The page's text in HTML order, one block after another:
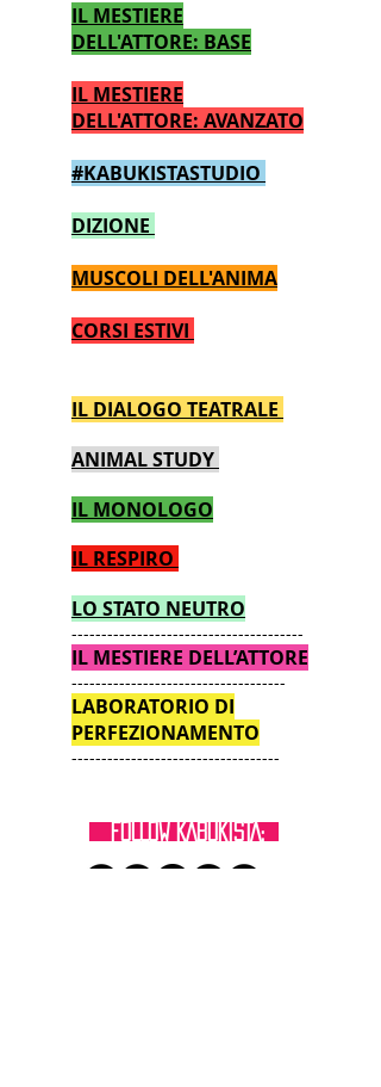
IL MESTIERE
DELL'ATTORE: BASE
IL MESTIERE
DELL'ATTORE: AVANZATO
#KABUKISTASTUDIO
DIZIONE
MUSCOLI DELL'ANIMA
CORSI ESTIVI
IL DIALOGO TEATRALE
ANIMAL STUDY
IL MONOLOGO
IL RESPIRO
LO STATO NEUTRO
---------------------------------------
IL MESTIERE DELL’ATTORE
------------------------------------
LABORATORIO DI
PERFEZIONAMENTO
-----------------------------------
FOLLOW KABUKISTA: